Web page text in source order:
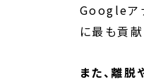
Googleア
に最も貢
また、離